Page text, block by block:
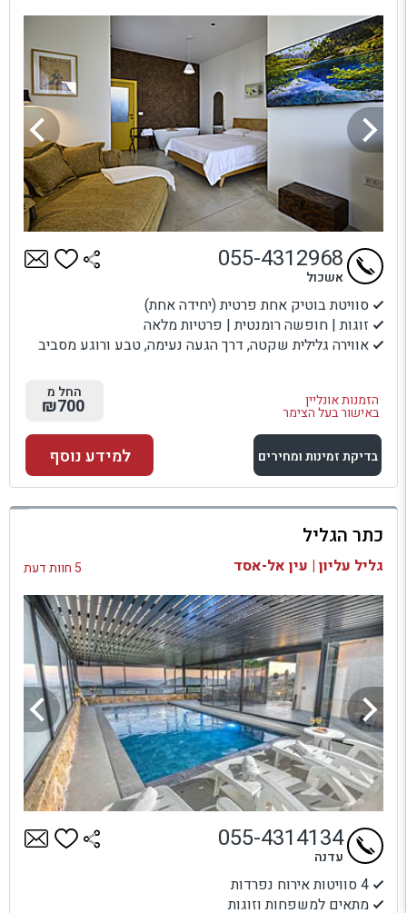
סוויטת בוטיק אחת פרטית (יחידה אחת)
זוגות | חופשה רומנטית | פרטיות מלאה
אווירה גלילית שקטה, דרך הגעה נעימה, טבע ורוגע מסביב
הזמנות אונליין
באישור בעל הצימר
055-4312968
אשכול
החל מ
₪700
בדיקת זמינות ומחירים
למתחם זה
בדיקת זמינות ומחירים
למידע נוסף
כתר הגליל
גליל עליון | עין אל-אסד 5 חוות דעת
4 סוויטות אירוח נפרדות
מתאים למשפחות וזוגות
055-4314134
עדנה